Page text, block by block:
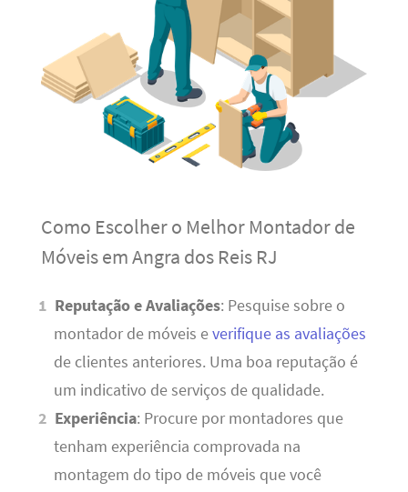
Como Escolher o Melhor Montador de
Móveis em Angra dos Reis RJ
Reputação e Avaliações: Pesquise sobre o
montador de móveis everifique as avaliações
de clientes anteriores. Uma boa reputação é
um indicativo de serviços de qualidade.
Experiência: Procure por montadores que
tenham experiência comprovada na
montagem do tipo de móveis que você